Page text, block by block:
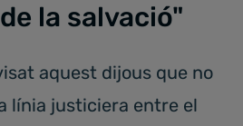
la salvació"
aquest dijous que no
línia justiciera entre el